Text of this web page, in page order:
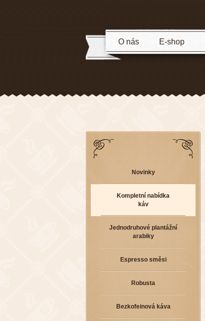
O nás E-shop
Novinky
Kompletní nabídka
káv
Jednodruhové plantážní
arabiky
Espresso směsi
Robusta
Bezkofeinová káva